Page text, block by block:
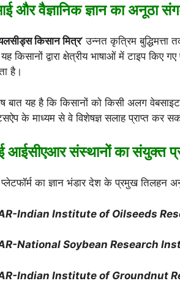
और वैज्ञानिक ज्ञान का अनूठा
किसान मित्र’ उन्नत कृत्रिम
किसानों द्वारा क्षेत्रीय भाषाओं में टाइप
है।
बात यह है कि किसानों को किसी अलग
के माध्यम से वे विशेषज्ञ सलाह प्राप्त कर
आईसीएआर संस्थानों का संयुक्त
का ज्ञान भंडार देश के प्रमुख तिलहन
Indian Institute of Oilseeds
National Soybean Research
Indian Institute of Groundnut